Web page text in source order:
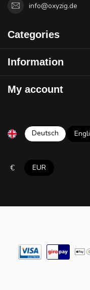
info@oxyzig.de
Categories
Information
My account
Deutsch
€ EUR